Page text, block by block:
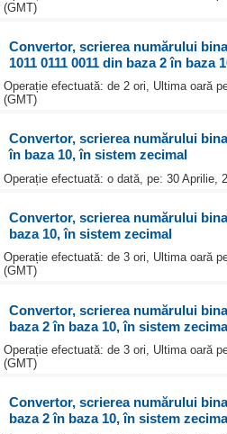
(GMT)
Convertor, scrierea numărului
1011 0111 0011 din baza 2 în baza
Operație efectuată: de 2 ori, Ultima oară
(GMT)
Convertor, scrierea numărului
în baza 10, în sistem zecimal
Operație efectuată: o dată, pe: 30 Aprilie,
Convertor, scrierea numărului
baza 10, în sistem zecimal
Operație efectuată: de 3 ori, Ultima oară
(GMT)
Convertor, scrierea numărului
baza 2 în baza 10, în sistem
Operație efectuată: de 3 ori, Ultima oară
(GMT)
Convertor, scrierea numărului
baza 2 în baza 10, în sistem